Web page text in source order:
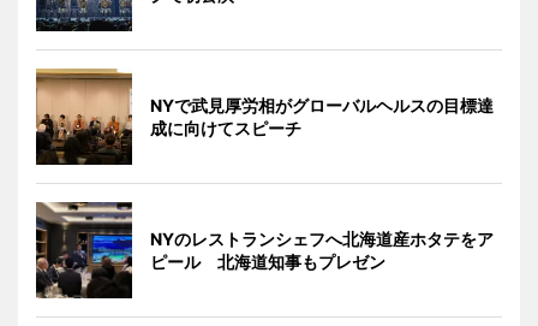
NYで武見厚労相がグローバルヘルスの目標達
成に向けてスピーチ
NYのレストランシェフへ北海道産ホタテをア
ピール 北海道知事もプレゼン